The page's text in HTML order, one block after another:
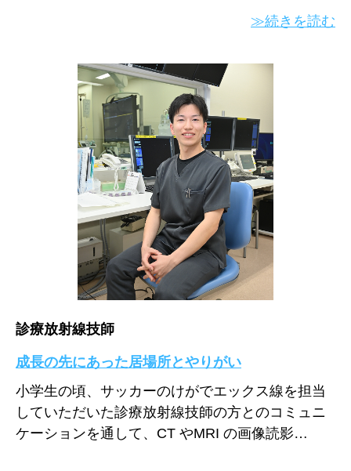
≫続きを読む
診療放射線技師
成長の先にあった居場所とやりがい
小学生の頃、サッカーのけがでエックス線を担当
していただいた診療放射線技師の方とのコミュニ
ケーションを通して、CT やMRI の画像読影…